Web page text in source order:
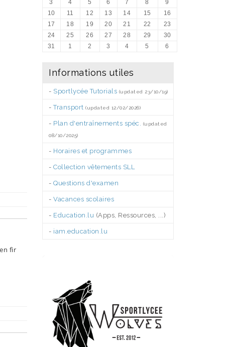
fir
3
4 5 6 7 8
9
10
11 12 13 14 15
16
17
18 19 20 21 22
23
24
25 26 27 28 29
30
31
1 2 3 4 5 6
Informations utiles
- Sportlycée Tutorials (updated 23/10/19)
-Transport (updated 12/02/2026)
- Plan d'entraînements spéc. (updated
08/10/2025)
- Horaires et programmes
- Collection vêtements SLL
- Questions d'examen
- Vacances scolaires
- Education.lu (Apps, Ressources, ...)
- iam.education.lu